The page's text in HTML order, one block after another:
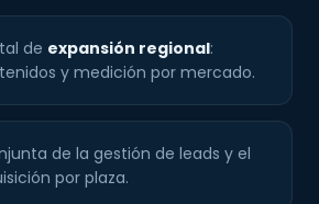
de expansión regional:
y medición por mercado.
de la gestión de leads y el
por plaza.